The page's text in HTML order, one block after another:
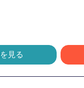
を見る